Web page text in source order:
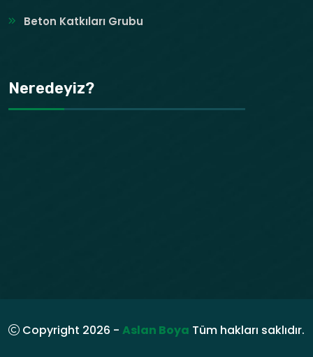
Beton Katkıları Grubu
Neredeyiz?
Copyright 2026 - Aslan Boya Tüm hakları saklıdır.